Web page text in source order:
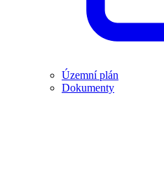
Územní plán
Dokumenty